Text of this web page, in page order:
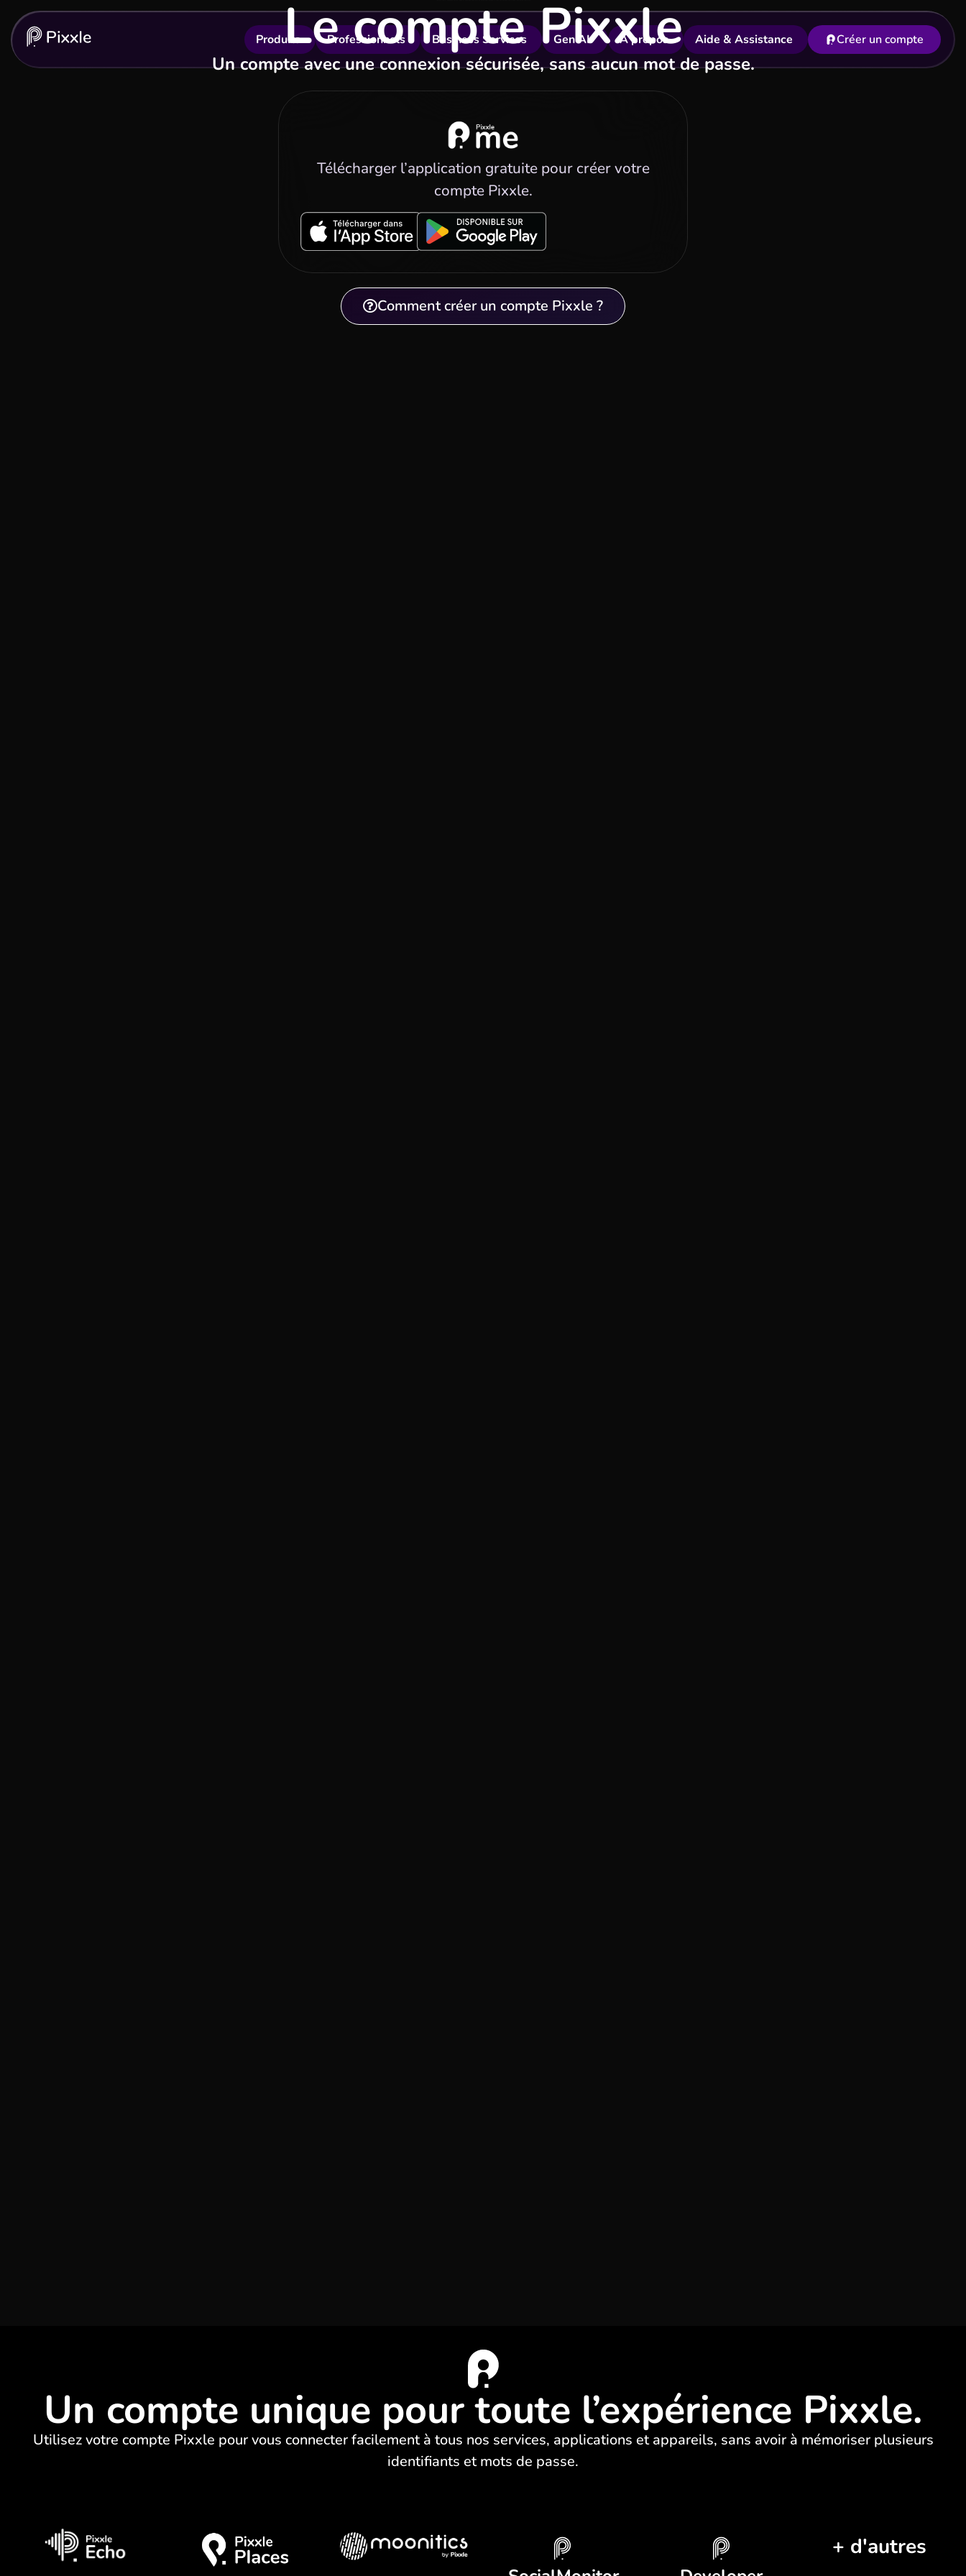
Produits Professionnels Business Services Gen AI. À propos Aide & Assistance Créer un compte
Le compte Pixxle
Un compte avec une connexion sécurisée, sans aucun mot de passe.
Télécharger l’application gratuite pour créer votre
compte Pixxle.
Comment créer un compte Pixxle ?
Un compte unique pour toute l’expérience Pixxle.
Utilisez votre compte Pixxle pour vous connecterfacilement à tous nos services, applications et appareils, sans avoir à mémoriser plusieurs
identifiants et mots de passe.
+ d'autres